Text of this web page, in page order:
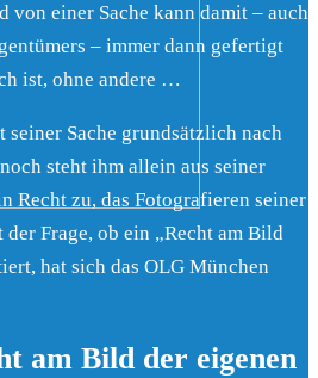
einer Sache kann damit – auch
– immer dann gefertigt
ist, ohne andere …
seiner Sache grundsätzlich nach
steht ihm allein aus seiner
Recht zu, das Fotografieren seiner
Frage, ob ein „Recht am Bild
hat sich das OLG München
am Bild der eigenen